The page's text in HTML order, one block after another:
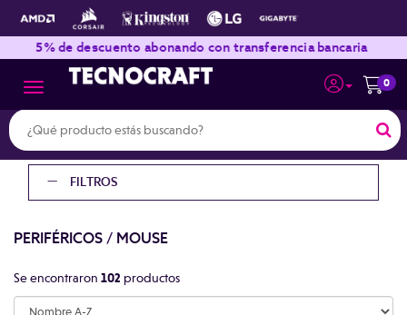
0
Toggle navigation
5% de descuento abonando con transferencia bancaria
FILTROS
PERIFÉRICOS/ MOUSE
Se encontraron 102 productos